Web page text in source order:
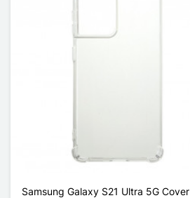
Samsung Galaxy S21 Ultra 5G Cover